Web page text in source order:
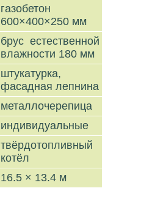
газобетон
600×400×250 мм
брус естественной
влажности 180 мм
штукатурка,
фасадная лепнина
металлочерепица
индивидуальные
твёрдотопливный
котёл
16.5 × 13.4 м